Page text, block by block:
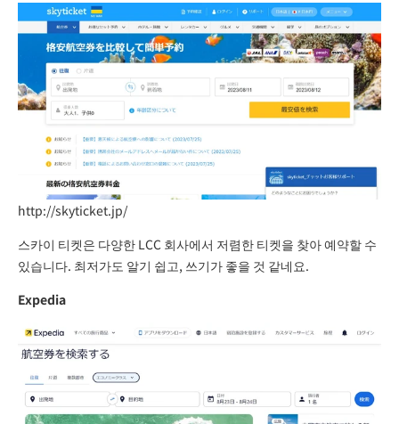
http://skyticket.jp/
스카이 티켓은 다양한 LCC 회사에서 저렴한 티켓을 찾아 예약할 수
있습니다. 최저가도 알기 쉽고, 쓰기가 좋을 것 같네요.
Expedia